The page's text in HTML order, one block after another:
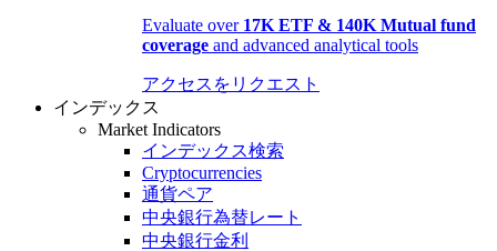
Evaluate over 17K ETF & 140K Mutual fund
coverage and advanced analytical tools
アクセスをリクエスト
インデックス
Market Indicators
インデックス検索
Cryptocurrencies
通貨ペア
中央銀行為替レート
中央銀行金利